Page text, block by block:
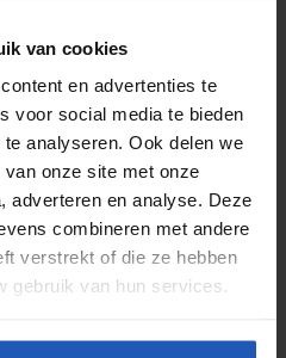
van cookies
en advertenties te
voor social media te bieden
analyseren. Ook delen we
onze site met onze
adverteren en analyse. Deze
combineren met andere
verstrekt of die ze hebben
gebruik van hun services.
Lichtgewicht, flexibel en
De moderne standaard
en corrosiebestendigheid.
specifieke industriële
voorop staat.
te bouwen dat lekverlies
je direct op energiekosten
aan je compressoren.
veilige en